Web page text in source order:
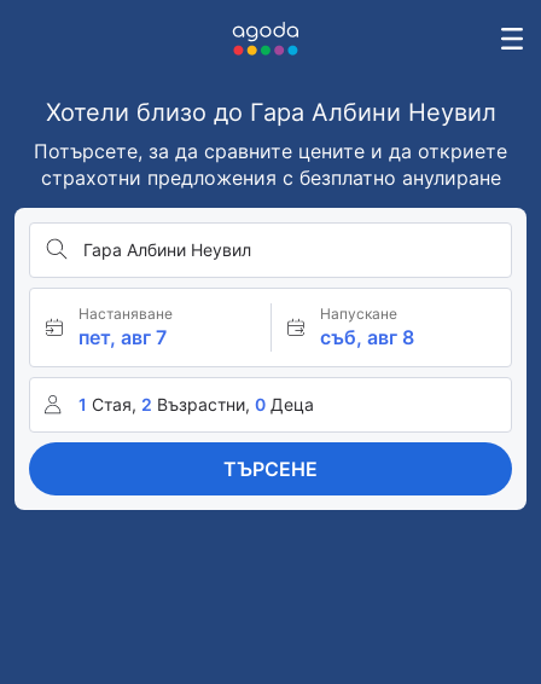
Хотели близо до Гара Албини Неувил
Потърсете, за да сравните цените и да откриете
страхотни предложения с безплатно анулиране
Гара Албини Неувил
Настаняване
пет, авг 7
Напускане
съб, авг 8
1 Стая, 2 Възрастни, 0 Деца
ТЪРСЕНЕ